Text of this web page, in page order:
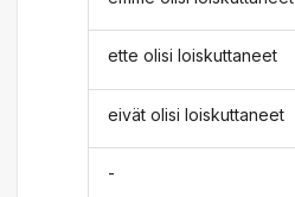
ette olisi loiskuttaneet
eivät olisi loiskuttaneet
-